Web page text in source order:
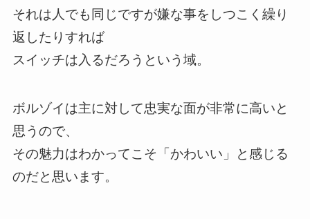
それは人でも同じですが嫌な事をしつこく繰り
返したりすれば
スイッチは入るだろうという域。
ボルゾイは主に対して忠実な面が非常に高いと
思うので、
その魅力はわかってこそ「かわいい」と感じる
のだと思います。